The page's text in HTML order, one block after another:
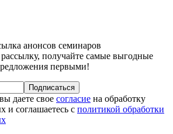
анонсов семинаров
получайте самые выгодные
первыми!
Подписаться
даете свое согласие на обработку
и соглашаетесь с политикой обработки